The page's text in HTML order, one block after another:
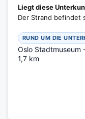
Liegt diese
Der Strand befindet
RUND UM DIE
Oslo Stadtmuseum
1,7 km